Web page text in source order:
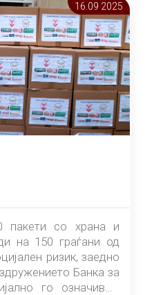
16.09 2025
со храна и
на 150 граѓани од
ризик, заедно
Банка за
го означивме